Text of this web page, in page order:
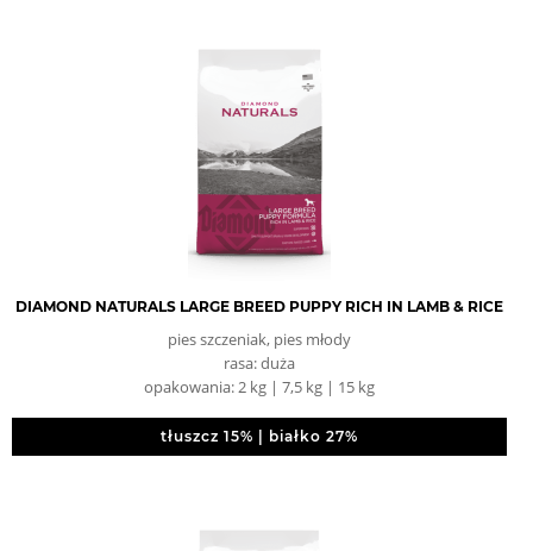
DIAMOND NATURALS LARGE BREED PUPPY RICH IN LAMB & RICE
pies szczeniak, pies młody
rasa: duża
opakowania: 2 kg | 7,5 kg | 15 kg
tłuszcz 15% | białko 27%